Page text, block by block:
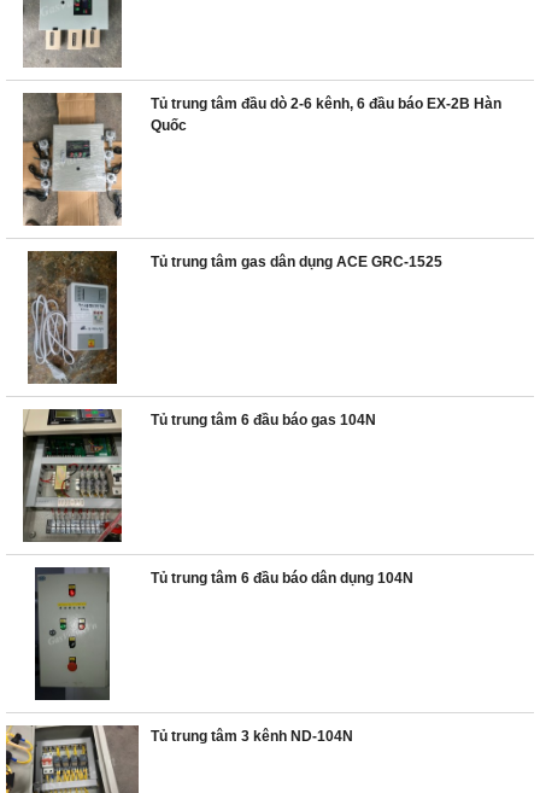
Tủ trung tâm đầu dò 2-6 kênh, 6 đầu báo EX-2B Hàn
Quốc
Tủ trung tâm gas dân dụng ACE GRC-1525
Tủ trung tâm 6 đầu báo gas 104N
Tủ trung tâm 6 đầu báo dân dụng 104N
Tủ trung tâm 3 kênh ND-104N